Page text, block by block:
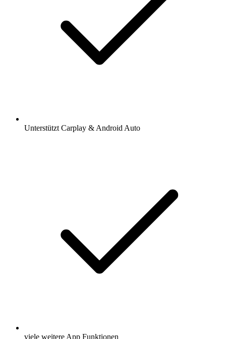
Unterstützt Carplay & Android Auto
viele weitere App Funktionen